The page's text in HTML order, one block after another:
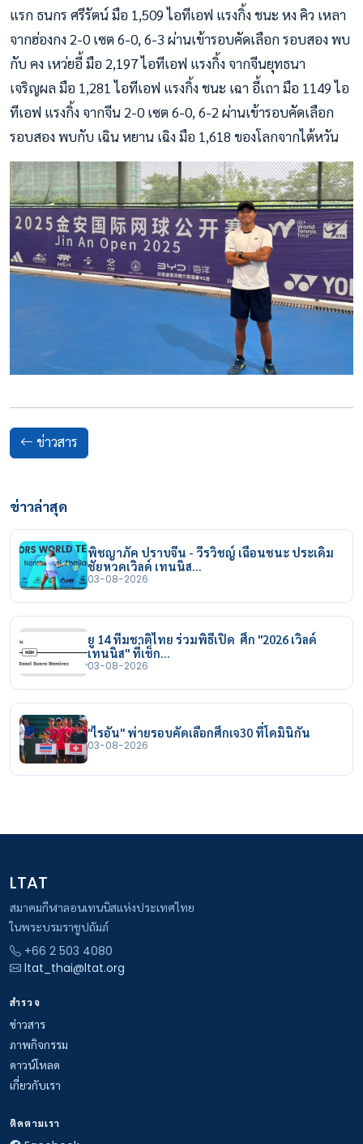
แรก ธนกร ศรีรัตน์ มือ 1,509 ไอทีเอฟ แรงกิ้ง ชนะ หง คิว เหลา
จากฮ่องกง 2-0 เซต 6-0, 6-3 ผ่านเข้ารอบคัดเลือก รอบสอง พบ
กับ คง เหว่ยอี้ มือ 2,197 ไอทีเอฟ แรงกิ้ง จากจีนยุทธนา
เจริญผล มือ 1,281 ไอทีเอฟ แรงกิ้ง ชนะ เฉา อี้เถา มือ 1149 ไอ
ทีเอฟ แรงกิ้ง จากจีน 2-0 เซต 6-0, 6-2 ผ่านเข้ารอบคัดเลือก
รอบสอง พบกับ เฉิน หยาน เฉิง มือ 1,618 ของโลกจากไต้หวัน
ข่าวสาร
ข่าวล่าสุด
พิชญาภัค ปราบจีน - วีรวิชญ์ เฉือนชนะ ประเดิม
ชัยหวดเวิลด์ เทนนิส…
03-08-2026
ยู 14 ทีมชาติไทย ร่วมพิธีเปิด ศึก "2026 เวิลด์
เทนนิส" ที่เช็ก…
03-08-2026
"ไรอัน" พ่ายรอบคัดเลือกศึกเจ30 ที่โดมินิกัน
03-08-2026
LTAT
สมาคมกีฬาลอนเทนนิสแห่งประเทศไทย
ในพระบรมราชูปถัมภ์
+66 2 503 4080
ltat_thai@ltat.org
สำรวจ
ข่าวสาร
ภาพกิจกรรม
ดาวน์โหลด
เกี่ยวกับเรา
ติดตามเรา